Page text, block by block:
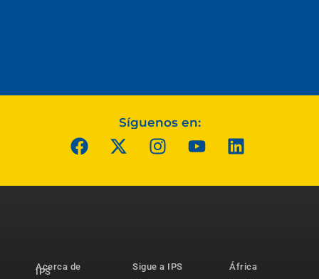
Síguenos en:
Acerca de
IPS
Sigue a IPS
África